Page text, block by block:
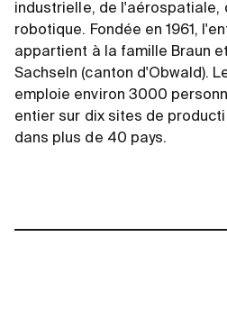
industrielle, de l'aérospatiale,
robotique. Fondée en 1961,
appartient à la famille Braun
Sachseln (canton d'Obwald).
emploie environ 3000
entier sur dix sites de
dans plus de 40 pays.